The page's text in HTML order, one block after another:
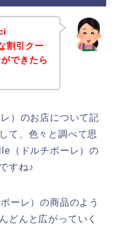
割引クー
できたら
）のお店について記
て、色々と調べて思
（ドルチボーレ）の
すね♪
ーレ）の商品のよう
どんと広がっていく